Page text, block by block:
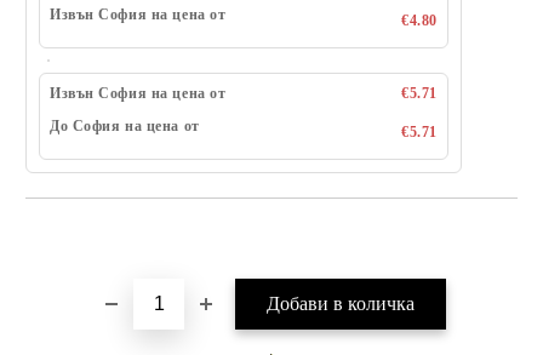
Извън София на цена от
€4.80
Извън София на цена от
€5.71
До София на цена от
€5.71